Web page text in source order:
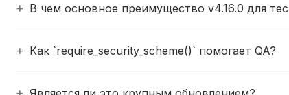
В чем основное преимущество v4.16.0 для
Как `require_security_scheme()` помогает QA?